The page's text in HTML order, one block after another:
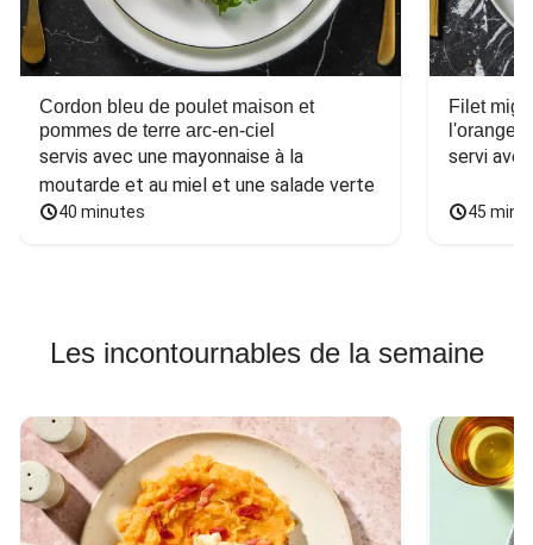
Cordon bleu de poulet maison et
pommes de terre arc-en-ciel
servis avec une mayonnaise à la
moutarde et au miel et une salade verte
40 minutes
Filet
l'orange
servi
45
Les incontournables de la semaine